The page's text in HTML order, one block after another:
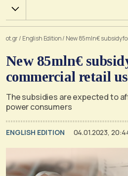
Χ.Α.
ot.gr/ English Edition/ New 85mln€ subsidy
New 85mln€
commercial retail
The subsidies are expected to
power consumers
ENGLISH EDITION 04.01.2023,